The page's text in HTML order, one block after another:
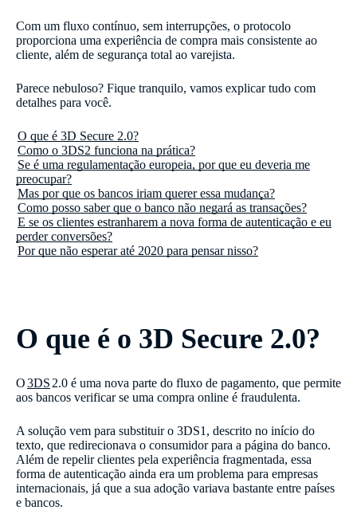
Com um fluxo contínuo, sem interrupções, o protocolo
proporciona uma experiência de compra mais consistente ao
cliente, além de segurança total ao varejista.
Parece nebuloso? Fique tranquilo, vamos explicar tudo com
detalhes para você.
O que é 3D Secure 2.0?
Como o 3DS2 funciona na prática?
Se é uma regulamentação europeia, por que eu deveria me
preocupar?
Mas por que os bancos iriam querer essa mudança?
Como posso saber que o banco não negará as transações?
E se os clientes estranharem a nova forma de autenticação e eu
perder conversões?
Por que não esperar até 2020 para pensar nisso?
O que é o 3D Secure 2.0?
O3DS 2.0 é uma nova parte do fluxo de pagamento, que permite
aos bancos verificar se uma compra online é fraudulenta.
A solução vem para substituir o 3DS1, descrito no início do
texto, que redirecionava o consumidor para a página do banco.
Além de repelir clientes pela experiência fragmentada, essa
forma de autenticação ainda era um problema para empresas
internacionais, já que a sua adoção variava bastante entre países
e bancos.